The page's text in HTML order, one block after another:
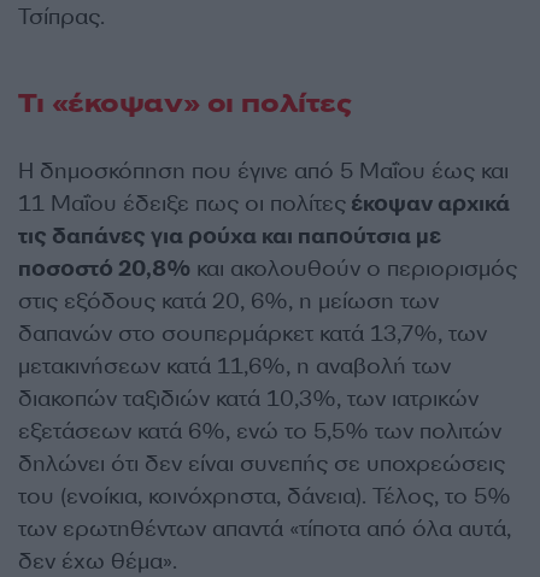
Τσίπρας.
Τι «έκοψαν» οι πολίτες
Η δημοσκόπηση που έγινε από 5 Μαΐου έως και
11 Μαΐου έδειξε πως οι πολίτες έκοψαν αρχικά
τις δαπάνες για ρούχα και παπούτσια με
ποσοστό 20,8% και ακολουθούν ο περιορισμός
στις εξόδους κατά 20, 6%, η μείωση των
δαπανών στο σουπερμάρκετ κατά 13,7%, των
μετακινήσεων κατά 11,6%, η αναβολή των
διακοπών ταξιδιών κατά 10,3%, των ιατρικών
εξετάσεων κατά 6%, ενώ το 5,5% των πολιτών
δηλώνει ότι δεν είναι συνεπής σε υποχρεώσεις
του (ενοίκια, κοινόχρηστα, δάνεια). Τέλος, το 5%
των ερωτηθέντων απαντά «τίποτα από όλα αυτά,
δεν έχω θέμα».